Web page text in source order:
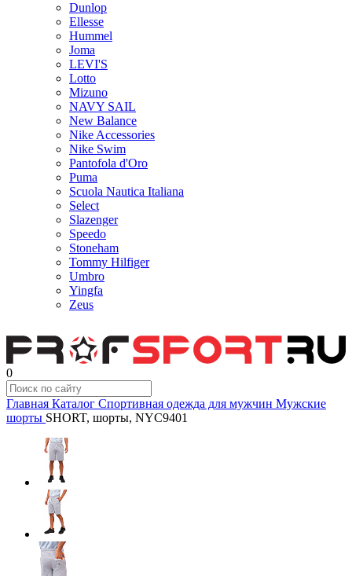
Dunlop
Ellesse
Hummel
Joma
LEVI'S
Lotto
Mizuno
NAVY SAIL
New Balance
Nike Accessories
Nike Swim
Pantofola d'Oro
Puma
Scuola Nautica Italiana
Select
Slazenger
Speedo
Stoneham
Tommy Hilfiger
Umbro
Yingfa
Zeus
0
Главная Каталог Спортивная одежда для мужчин Мужские
шорты SHORT, шорты, NYC9401